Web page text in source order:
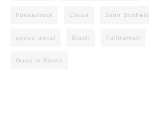
Ilosaarirock Circus John Scofield
speed metal Slash Tullikamari
Guns 'n Roses